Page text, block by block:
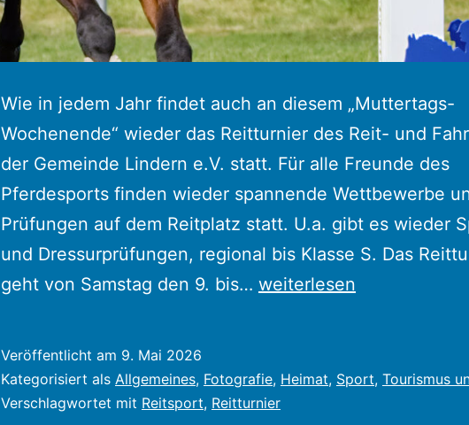
Wie in jedem Jahr findet auch an diesem „Muttertags-
Wochenende“ wieder das Reitturnier des Reit- und
der Gemeinde Lindern e.V. statt. Für alle Freunde des
Pferdesports finden wieder spannende Wettbewerbe
Prüfungen auf dem Reitplatz statt. U.a. gibt es wieder
und Dressurprüfungen, regional bis Klasse S. Das
geht von Samstag den 9. bis… Reitturnier
und
Fahrvereins
weiterlesen
Veröffentlicht am 9. Mai 2026
Kategorisiert als Allgemeines, Fotografie, Heimat, Sport, Tourismus
Verschlagwortet mit Reitsport, Reitturnier